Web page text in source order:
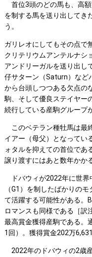
首位3頭のどの馬も、高
を制する馬を送り出してき
う。
ガリレオにしてもその点で
クリテリウムアンテルナ
アンドリーガルを送り出し
仔サターン（Saturn）など
から台頭しつつある欠点の
駒、そして優良ステイヤー
続行している産駒グループ
このベテラン種牡馬は最
イアー（母父）となってい
ォタルを抑えての首位であ
譲り渡すにはあと数年かか
ドバウィが2022年に世界
（G1）を制したばかりの
て活躍する可能性がある。
ロマンスも同様である［訳
最高賞金獲得産駒である。
1回）。獲得賞金202万
2022年のドバウィの2歳